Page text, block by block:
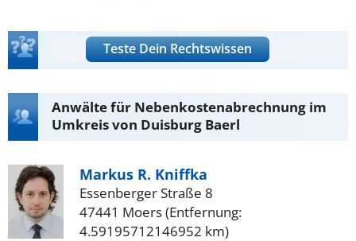
Teste Dein Rechtswissen
Anwälte für Nebenkostenabrechnung im
Umkreis von Duisburg Baerl
Markus R. Kniffka
Essenberger Straße 8
47441 Moers (Entfernung:
4.59195712146952 km)